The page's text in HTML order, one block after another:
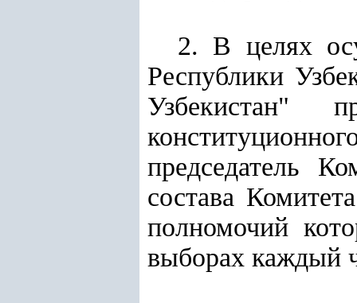
2. В целях
Республики
Узбекистан"
председатель
состава
полномочий
выборах каждый